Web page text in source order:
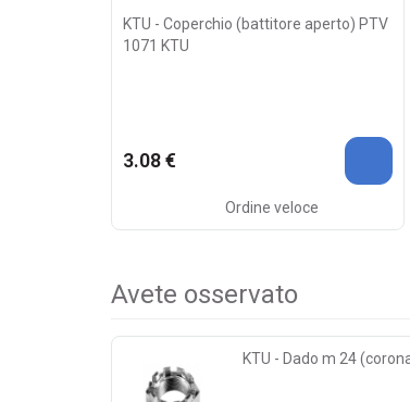
KTU - Coperchio (battitore aperto) PTV
1071 KTU
3.08 €
Ordine veloce
Avete osservato
KTU - Dado m 24